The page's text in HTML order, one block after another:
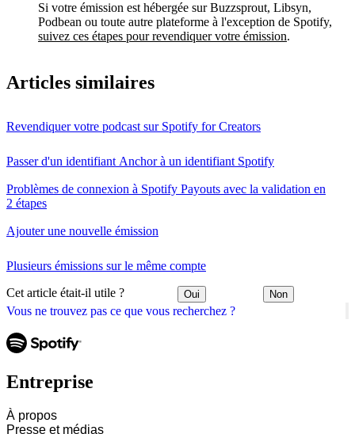
Vous ne trouvez pas ce que vous recherchez ?
Si votre émission est hébergée sur Buzzsprout, Libsyn,
Podbean ou toute autre plateforme à l'exception de Spotify,
suivez ces étapes pour revendiquer votre émission.
Articles similaires
Revendiquer votre podcast sur Spotify for Creators
Passer d'un identifiant Anchor à un identifiant Spotify
Problèmes de connexion à Spotify Payouts avec la validation en
2 étapes
Ajouter une nouvelle émission
Plusieurs émissions sur le même compte
Cet article était-il utile ? Oui Non
Entreprise
À propos
Presse et médias